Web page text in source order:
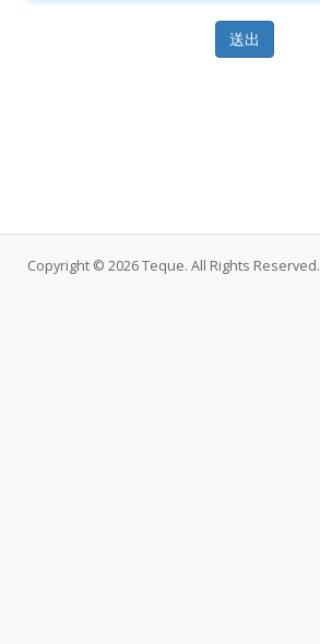
送出
Copyright © 2026 Teque. All Rights Reserved.